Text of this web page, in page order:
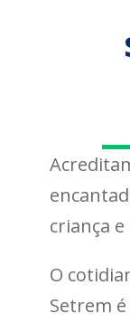
criança
O
Setrem